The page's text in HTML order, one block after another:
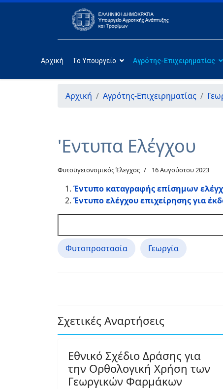
Αρχική Το Υπουργείο Αγρότης-Επιχειρηματίας
Αρχική Αγρότης-Επιχειρηματίας
'Εντυπα Ελέγχου
Φυτοϋγειονομικός Έλεγχος 16 Αυγούστου 2023
Έντυπο καταγραφής επίσημων
Έντυπο ελέγχου επιχείρησης για
Φυτοπροστασία Γεωργία
Σχετικές Αναρτήσεις
Εθνικό Σχέδιο Δράσης για
την Ορθολογική Χρήση των
Γεωργικών Φαρμάκων